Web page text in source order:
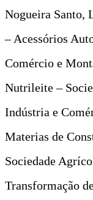
Nogueira Santo,
– Acessórios
Comércio e
Nutrileite –
Indústria e
Materias de
Sociedade
Transformação